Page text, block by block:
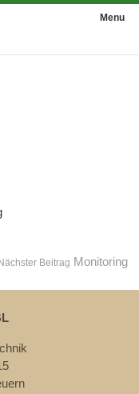
Menu
Nächster Beitrag Monitoring